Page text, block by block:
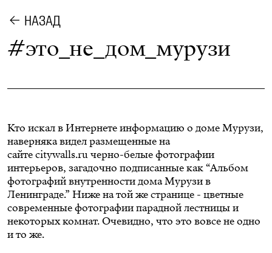
НАЗАД
#это_не_дом_мурузи
Кто искал в Интернете информацию о доме Мурузи,
наверняка видел размещенные на
сайтеcitywalls.ruчерно-белые фотографии
интерьеров, загадочно подписанные как “Альбом
фотографий внутренности дома Мурузи в
Ленинграде.” Ниже на той же странице - цветные
современные фотографии парадной лестницы и
некоторых комнат. Очевидно, что это вовсе не одно
и то же.